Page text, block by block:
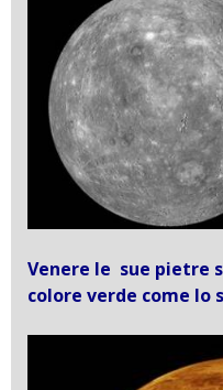
Venere le sue pietre
colore verde come lo